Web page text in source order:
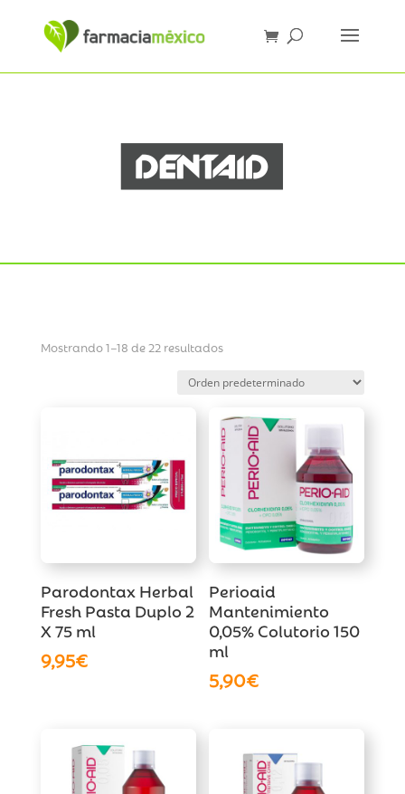
Mostrando 1–18 de 22 resultados
Parodontax Herbal
Fresh Pasta Duplo 2
X 75 ml
9,95€
Perioaid
Mantenimiento
0,05% Colutorio 150
ml
5,90€